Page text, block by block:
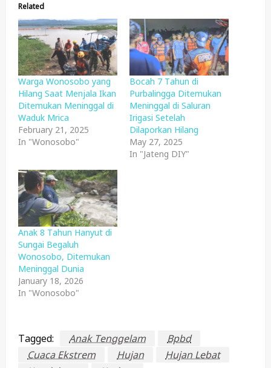
Related
Warga Wonosobo yang
Hilang Saat Menjala Ikan
Ditemukan Meninggal di
Waduk Mrica
February 21, 2025
In "Wonosobo"
Bocah 7 Tahun di
Purbalingga Ditemukan
Meninggal di Saluran
Irigasi Setelah
Dilaporkan Hilang
May 27, 2025
In "Jateng DIY"
Anak 8 Tahun Hanyut di
Sungai Begaluh
Wonosobo, Ditemukan
Meninggal Dunia
January 18, 2026
In "Wonosobo"
Tagged: Anak Tenggelam
Bpbd
Cuaca Ekstrem
Hujan
Hujan Lebat